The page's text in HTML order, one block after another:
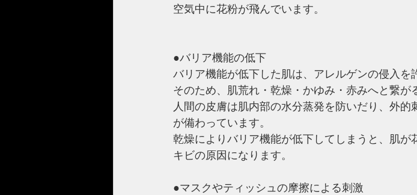
空気中に花粉が飛んでいます。
●バリア機能の低下
バリア機能が低下した肌は、アレルゲンの侵入を
そのため、肌荒れ・乾燥・かゆみ・赤みへと繋が
人間の皮膚は肌内部の水分蒸発を防いだり、外的
が備わっています。
乾燥によりバリア機能が低下してしまうと、肌
キビの原因になります。
●マスクやティッシュの摩擦による刺激